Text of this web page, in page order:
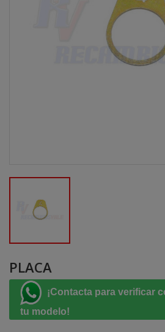
PLACA
¡Contacta para verificar
tu modelo!